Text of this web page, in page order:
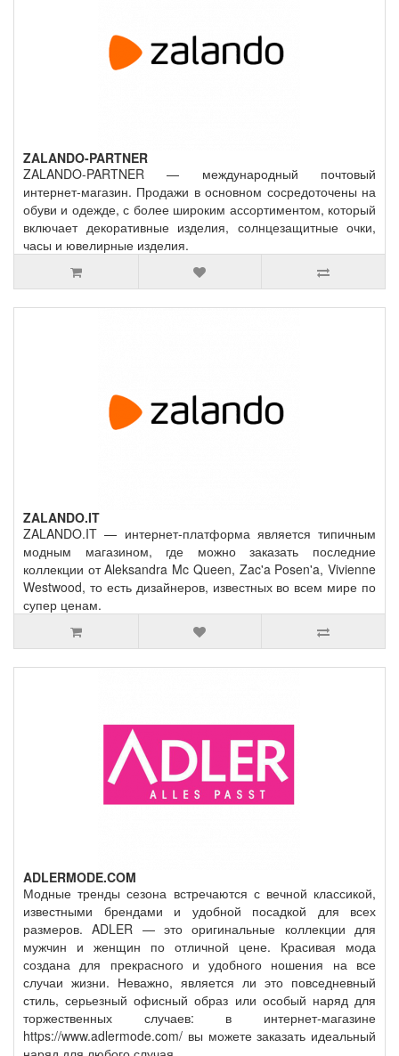
ZALANDO-PARTNER
ZALANDO-PARTNER — международный почтовый
интернет-магазин. Продажи в основном сосредоточены на
обуви и одежде, с более широким ассортиментом, который
включает декоративные изделия, солнцезащитные очки,
часы и ювелирные изделия.
ZALANDO.IT
ZALANDO.IT — интернет-платформа является типичным
модным магазином, где можно заказать последние
коллекции от Aleksandra Mc Queen, Zac'a Posen'a, Vivienne
Westwood, то есть дизайнеров, известных во всем мире по
супер ценам.
ADLERMODE.COM
Модные тренды сезона встречаются с вечной классикой,
известными брендами и удобной посадкой для всех
размеров. ADLER — это оригинальные коллекции для
мужчин и женщин по отличной цене. Красивая мода
создана для прекрасного и удобного ношения на все
случаи жизни. Неважно, является ли это повседневный
стиль, серьезный офисный образ или особый наряд для
торжественных случаев: в интернет-магазине
https://www.adlermode.com/ вы можете заказать идеальный